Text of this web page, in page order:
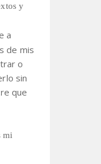
y
a
de mis
o
sin
que
mi